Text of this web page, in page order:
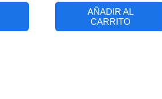
AÑADIR AL
CARRITO